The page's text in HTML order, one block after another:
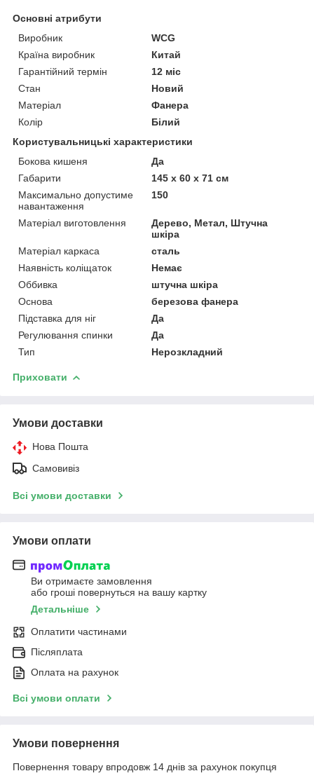
Основні атрибути
Виробник
WCG
Країна виробник
Китай
Гарантійний термін
12 міс
Стан
Новий
Матеріал
Фанера
Колір
Білий
Користувальницькі характеристики
Бокова кишеня
Да
Габарити
145 х 60 х 71 см
Максимально допустиме
навантаження
150
Матеріал виготовлення
Дерево, Метал, Штучна
шкіра
Матеріал каркаса
сталь
Наявність коліщаток
Немає
Оббивка
штучна шкіра
Основа
березова фанера
Підставка для ніг
Да
Регулювання спинки
Да
Тип
Нерозкладний
Приховати
Умови доставки
Нова Пошта
Самовивіз
Всі умови доставки
Умови оплати
Ви отримаєте замовлення
або гроші повернуться на вашу картку
Детальніше
Оплатити частинами
Післяплата
Оплата на рахунок
Всі умови оплати
Умови повернення
Повернення товару впродовж 14 днів за рахунок покупця